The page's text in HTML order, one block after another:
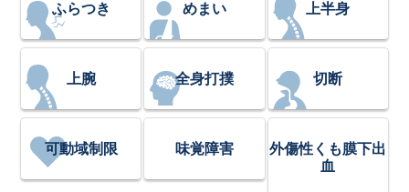
ふらつき めまい 上半身
上腕 全身打撲 切断
可動域制限 味覚障害
外傷性くも膜下出
血